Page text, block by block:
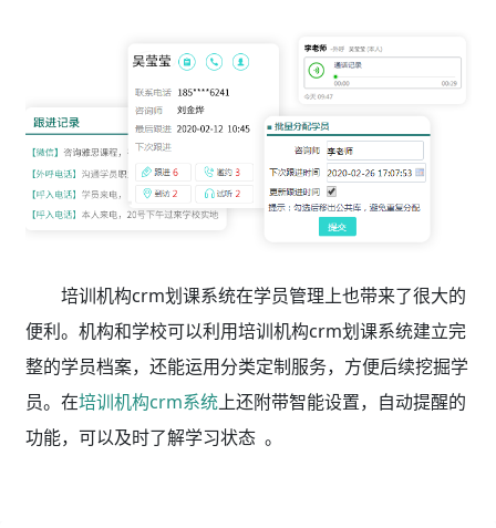
培训机构crm划课系统在学员管理上也带来了很大的
便利。机构和学校可以利用培训机构crm划课系统建立完
整的学员档案，还能运用分类定制服务，方便后续挖掘学
员。在培训机构crm系统上还附带智能设置，自动提醒的
功能，可以及时了解学习状态 。